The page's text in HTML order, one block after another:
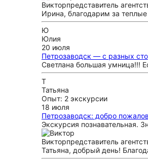
Викторпредставитель
Ирина, благодарим за
Ю
Юлия
20 июля
Петрозаводск — с разных
Светлана большая умница!!!
Т
Татьяна
Опыт: 2 экскурсии
18 июля
Петрозаводск: добро
Экскурсия познавательная.
Викторпредставитель
Татьяна, добрый день!